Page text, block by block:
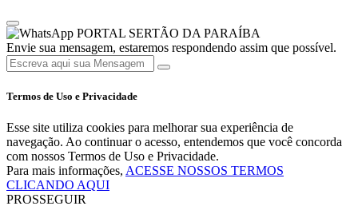
PORTAL SERTÃO DA PARAÍBA
Envie sua mensagem, estaremos respondendo assim que possível.
Termos de Uso e Privacidade
Esse site utiliza cookies para melhorar sua experiência de
navegação. Ao continuar o acesso, entendemos que você concorda
com nossos Termos de Uso e Privacidade.
Para mais informações, ACESSE NOSSOS TERMOS
CLICANDO AQUI
PROSSEGUIR